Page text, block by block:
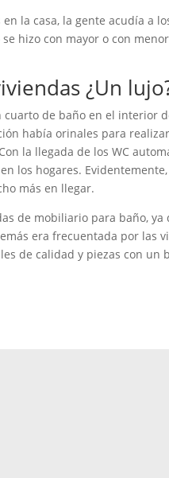
la casa, la gente acudía a
hizo con mayor o con
¿Un
de baño en el interior
había orinales para
la llegada de los WC
los hogares.
más en llegar.
de mobiliario para baño,
era frecuentada por
de calidad y piezas con